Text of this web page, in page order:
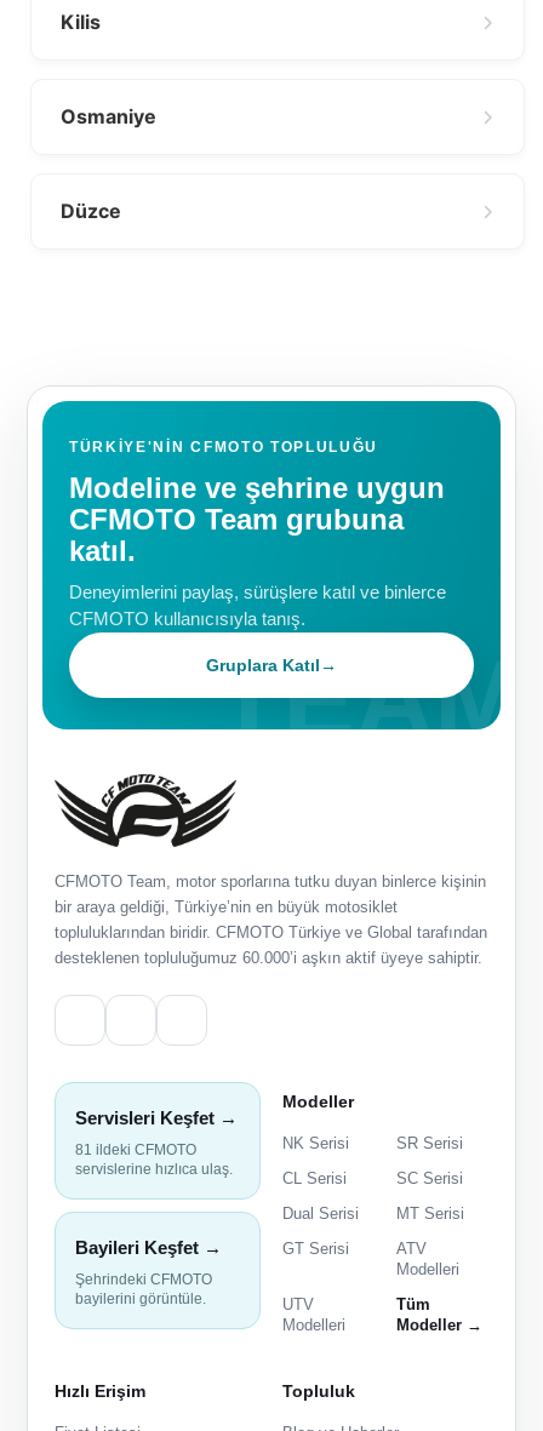
Kilis
Osmaniye
Düzce
TÜRKIYE'NIN CFMOTO TOPLULUĞU
Modeline ve şehrine uygun
CFMOTO Team grubuna
katıl.
Deneyimlerini paylaş, sürüşlere katıl ve binlerce
CFMOTO kullanıcısıyla tanış.
Gruplara Katıl→
CFMOTO Team, motor sporlarına tutku duyan binlerce kişinin
bir araya geldiği, Türkiye’nin en büyük motosiklet
topluluklarından biridir. CFMOTO Türkiye ve Global tarafından
desteklenen topluluğumuz 60.000’i aşkın aktif üyeye sahiptir.
Servisleri Keşfet →
81 ildeki CFMOTO
servislerine hızlıca ulaş.
Bayileri Keşfet →
Şehrindeki CFMOTO
bayilerini görüntüle.
Modeller
NK Serisi
SR Serisi
CL Serisi
SC Serisi
Dual Serisi
MT Serisi
GT Serisi
ATV
Modelleri
UTV
Modelleri
Tüm
Modeller →
Hızlı Erişim Topluluk